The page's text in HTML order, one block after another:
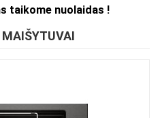
taikome nuolaidas !